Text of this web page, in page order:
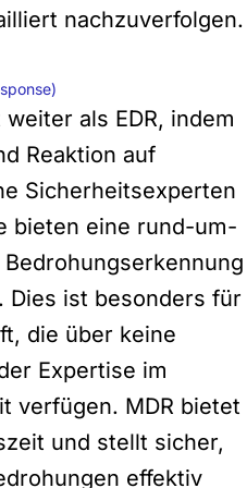
nachzuverfolgen.
als EDR, indem
Reaktion auf
Sicherheitsexperten
bieten eine rund-um-
Dies ist besonders für
die über keine
Expertise im
verfügen. MDR bietet
und stellt sicher,
effektiv